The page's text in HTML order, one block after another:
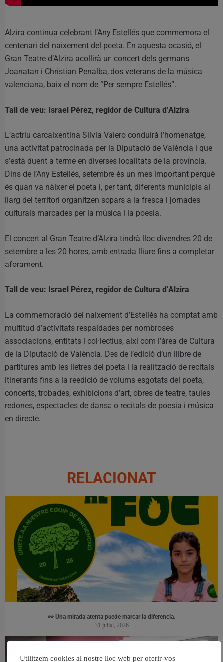
Alzira continua celebrant l’Any Estellés que commemora el
centenari del naixement del poeta. En aquesta ocasió, el
Gran Teatre d’Alzira acollirà un concert dels germans
Joanatan i Christian Penalba, dos veterans de la música
valenciana, baix el nom de “Per sempre Estellés”.
Tall de veu: Israel Pérez, regidor de Cultura d’Alzira
L’actriu carcaixentina Silvia Valero conduirà l’homenatge,
una activitat patrocinada per la Diputació de València i que
s’està duent a terme en diverses localitats de la província.
Dins de l’Any Estellés, setembre és un mes important perquè
és quan va nàixer el poeta i, per tant, diferents municipis al
llarg del territori organitzen sopars a la fresca i jornades
culturals marcades per la música i la poesia.
El concert al Gran Teatre d’Alzira tindrà lloc divendres 20 de
setembre a les 20 hores, amb entrada lliure fins a completar
aforament.
Tall de veu: Israel Pérez, regidor de Cultura d’Alzira
La commemoració del naixement d’Estellés ha comptat amb
multitud d’activitats respaldades per nombroses
associacions, entitats i col·lectius, així com l’àrea de Cultura
de la Diputació de València. Des de l’edició d’un llibre de
partitures amb les lletres del poeta i la realització de recitals
itinerants fins a la reedició de volums esgotats del poeta,
concerts, trobades, exhibicions d’art, obres de teatre, taules
redones, espectacles de dansa o recitals de poesia i música
en directe.
RELACIONAT
👀 Una mirada atenta puede marcar la diferencia.
31 juliol, 2026
Utilitzem cookies al nostre lloc web per oferir-vos